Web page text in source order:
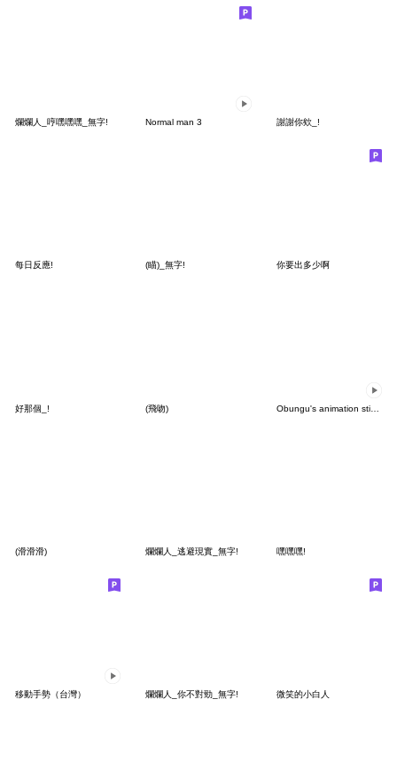
爛爛人_哼嘿嘿嘿_無字! Normal man 3 謝謝你欸_!
每日反應! (瞄)_無字! 你要出多少啊
好那個_! (飛吻) Obungu's animation sticker 2
(滑滑滑) 爛爛人_逃避現實_無字! 嘿嘿嘿!
移動手勢（台灣） 爛爛人_你不對勁_無字! 微笑的小白人